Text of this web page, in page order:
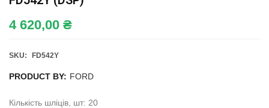
4 620,00 ₴
SKU: FD542Y
PRODUCT BY: FORD
Кількість шліців, шт: 20